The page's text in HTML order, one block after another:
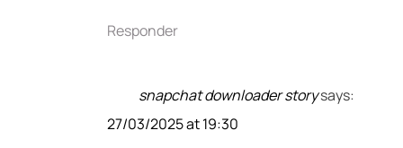
Responder
snapchat downloader storysays:
27/03/2025 at 19:30